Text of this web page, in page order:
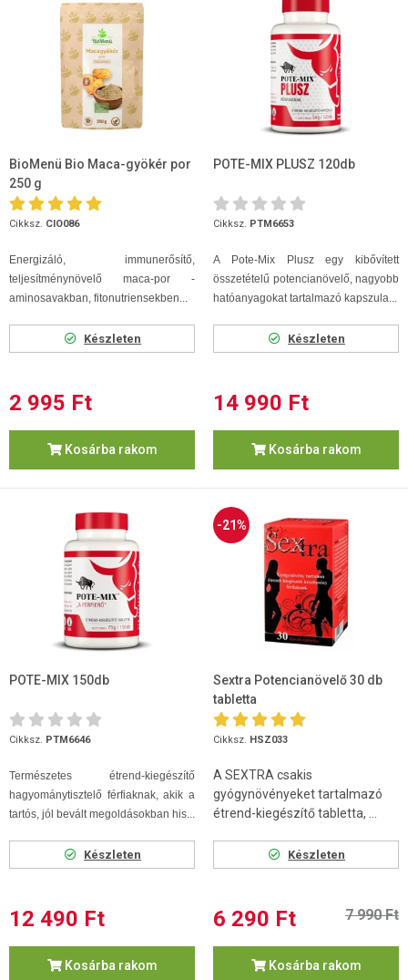
BioMenü Bio Maca-gyökér por
250 g
Cikksz. CIO086
Energizáló, immunerősítő,
teljesítménynövelő maca-por -
aminosavakban, fitonutriensekben...
Készleten
2 995 Ft
Kosárba rakom
POTE-MIX PLUSZ 120db
Cikksz. PTM6653
A Pote-Mix Plusz egy kibővített
összetételű potencianövelő, nagyobb
hatóanyagokat tartalmazó kapszula...
Készleten
14 990 Ft
Kosárba rakom
POTE-MIX 150db
Cikksz. PTM6646
Természetes étrend-kiegészítő
hagyománytisztelő férfiaknak, akik a
tartós, jól bevált megoldásokban his...
Készleten
12 490 Ft
Kosárba rakom
-21%
Sextra Potencianövelő 30 db
tabletta
Cikksz. HSZ033
A SEXTRA csakis
gyógynövényeket tartalmazó
étrend-kiegészítő tabletta, ...
Készleten
6 290 Ft 7 990 Ft
Kosárba rakom